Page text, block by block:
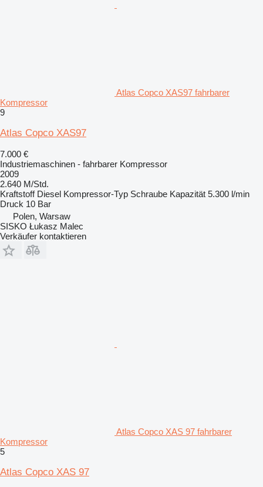
Atlas Copco XAS97 fahrbarer
Kompressor
9
Atlas Copco XAS97
7.000 €
Industriemaschinen - fahrbarer Kompressor
2009
2.640 M/Std.
Kraftstoff Diesel Kompressor-Typ Schraube Kapazität 5.300 l/min
Druck 10 Bar
Polen, Warsaw
SISKO Łukasz Malec
Verkäufer kontaktieren
Atlas Copco XAS 97 fahrbarer
Kompressor
5
Atlas Copco XAS 97